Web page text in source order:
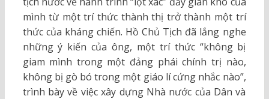
mình từ một trí thức thành thị trở thành một trí
thức của kháng chiến. Hồ Chủ Tịch đã lắng nghe
những ý kiến của ông, một trí thức “không bị
giam mình trong một đảng phái chính trị nào,
không bị gò bó trong một giáo lí cứng nhắc nào”,
trình bày về việc xây dựng Nhà nước của Dân và